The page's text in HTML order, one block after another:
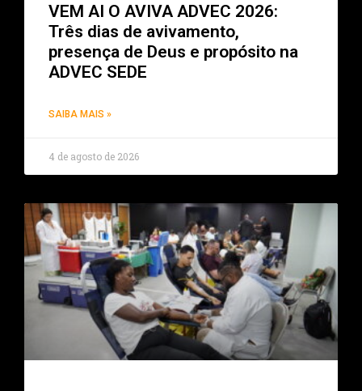
VEM AI O AVIVA ADVEC 2026:
Três dias de avivamento,
presença de Deus e propósito na
ADVEC SEDE
SAIBA MAIS »
4 de agosto de 2026